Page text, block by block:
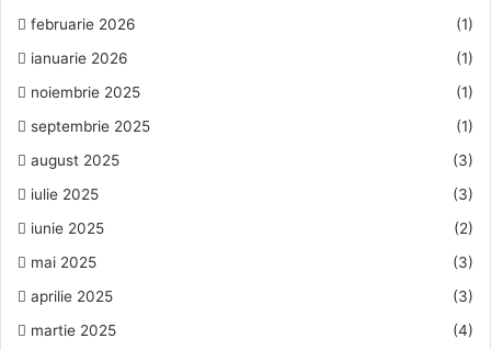
februarie 2026
(1)
ianuarie 2026
(1)
noiembrie 2025
(1)
septembrie 2025
(1)
august 2025
(3)
iulie 2025
(3)
iunie 2025
(2)
mai 2025
(3)
aprilie 2025
(3)
martie 2025
(4)